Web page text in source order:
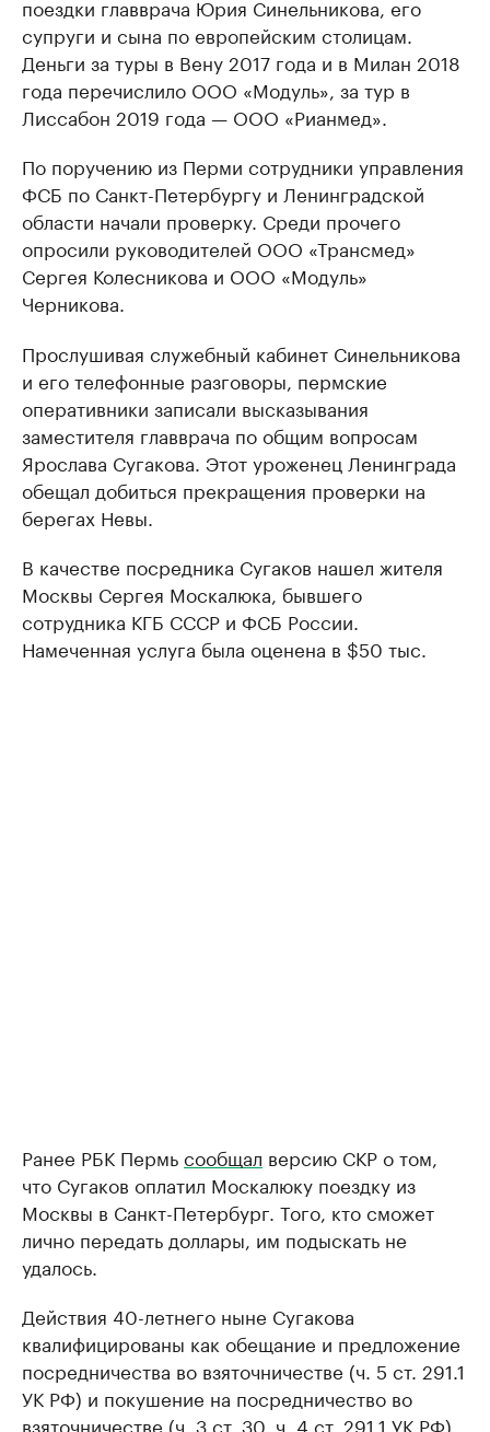
поездки главврача Юрия Синельникова, его
супруги и сына по европейским столицам.
Деньги за туры в Вену 2017 года и в Милан 2018
года перечислило ООО «Модуль», за тур в
Лиссабон 2019 года — ООО «Рианмед».
По поручению из Перми сотрудники управления
ФСБ по Санкт-Петербургу и Ленинградской
области начали проверку. Среди прочего
опросили руководителей ООО «Трансмед»
Сергея Колесникова и ООО «Модуль»
Черникова.
Прослушивая служебный кабинет Синельникова
и его телефонные разговоры, пермские
оперативники записали высказывания
заместителя главврача по общим вопросам
Ярослава Сугакова. Этот уроженец Ленинграда
обещал добиться прекращения проверки на
берегах Невы.
В качестве посредника Сугаков нашел жителя
Москвы Сергея Москалюка, бывшего
сотрудника КГБ СССР и ФСБ России.
Намеченная услуга была оценена в $50 тыс.
Ранее РБК Пермьсообщал версию СКР о том,
что Сугаков оплатил Москалюку поездку из
Москвы в Санкт-Петербург. Того, кто сможет
лично передать доллары, им подыскать не
удалось.
Действия 40-летнего ныне Сугакова
квалифицированы как обещание и предложение
посредничества во взяточничестве (ч. 5 ст. 291.1
УК РФ) и покушение на посредничество во
взяточничестве (ч. 3 ст. 30, ч. 4 ст. 291.1 УК РФ).